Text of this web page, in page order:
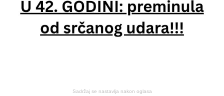
Sadržaj se nastavlja nakon oglasa